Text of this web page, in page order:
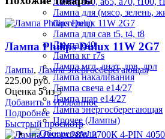
Лампа для (мясо, зелень,
бактерец)
Лампа для сав t5, t4, t8
Лампа е40
Лампа кг r7s
Лампа мгл, днат, дрв, дрл
Лампа накаливания
Лампа свеча е14/27
Лампа шар е14/27
Лампа энергосберегающая
Прочее (Лампы)
Обогреватели
Лампа Philips Dulux 11W 2G7
Лампы, Лампа энергосберегающая
225.00 руб.
Оценка 5из 5
Добавить в Избранное
Подробнее
Быстрый просмотр